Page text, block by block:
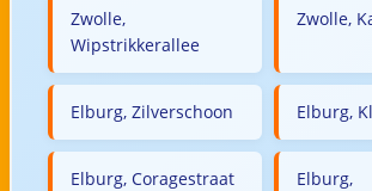
Zwolle,
Wipstrikkerallee
Zwolle,
Elburg, Zilverschoon Elburg,
Elburg, Coragestraat
Elburg,